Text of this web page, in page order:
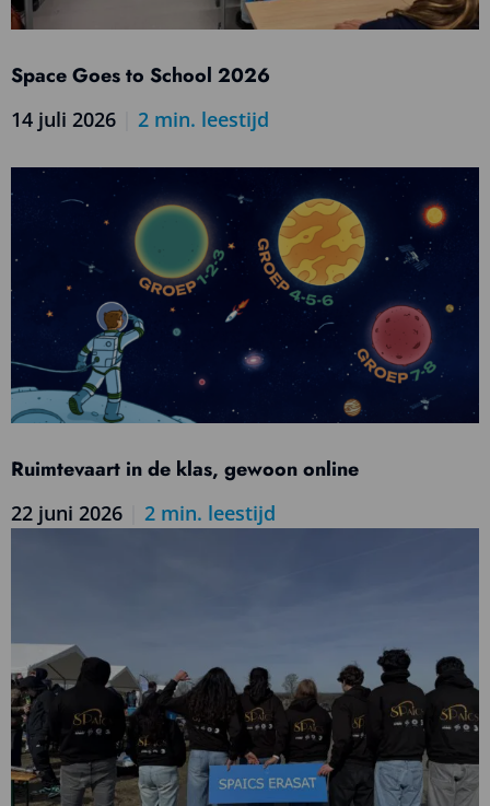
Space Goes to School 2026
14 juli 2026 2 min. leestijd
meer
over
Space
Goes
School
Ruimtevaart in de klas, gewoon online
22 juni 2026 2 min. leestijd
in
de
klas,
gewoon
online